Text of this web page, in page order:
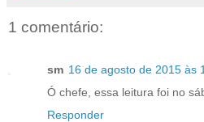
1 comentário:
sm 16 de agosto de 2015 às
Ó chefe, essa leitura foi no
Responder